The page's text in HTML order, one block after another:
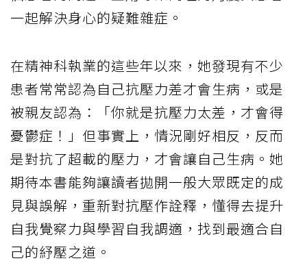
一起解決身心的疑難雜症。
在精神科執業的這些年以來，她發現有不少
患者常常認為自己抗壓力差才會生病，或是
被親友認為：「你就是抗壓力太差，才會得
憂鬱症！」但事實上，情況剛好相反，反而
是對抗了超載的壓力，才會讓自己生病。她
期待本書能夠讓讀者拋開一般大眾既定的成
見與誤解，重新對抗壓作詮釋，懂得去提升
自我覺察力與學習自我調適，找到最適合自
己的紓壓之道。